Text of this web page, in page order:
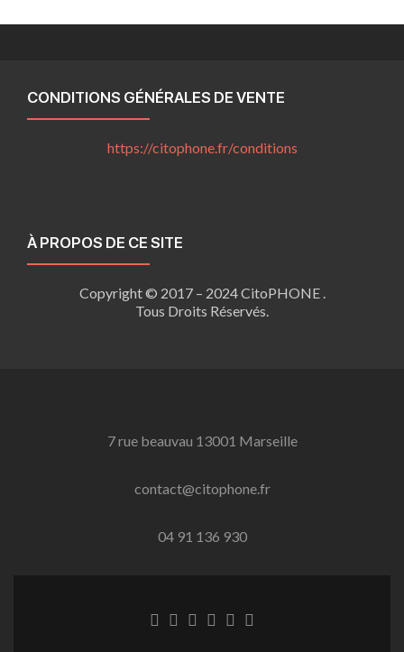
CONDITIONS GÉNÉRALES DE VENTE
https://citophone.fr/conditions
À PROPOS DE CE SITE
Copyright © 2017 – 2024 CitoPHONE .
Tous Droits Réservés.
7 rue beauvau 13001 Marseille
contact@citophone.fr
04 91 136 930
LienLienLienLienLienLien